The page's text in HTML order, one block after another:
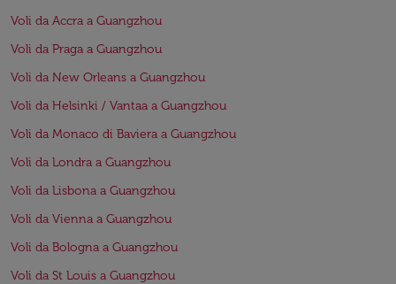
Voli da Accra a Guangzhou
Voli da Praga a Guangzhou
Voli da New Orleans a Guangzhou
Voli da Helsinki / Vantaa a Guangzhou
Voli da Monaco di Baviera a Guangzhou
Voli da Londra a Guangzhou
Voli da Lisbona a Guangzhou
Voli da Vienna a Guangzhou
Voli da Bologna a Guangzhou
Voli da St Louis a Guangzhou